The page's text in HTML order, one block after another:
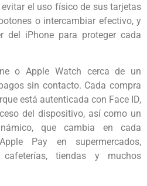
el uso físico de sus tarjetas
o intercambiar efectivo, y
del iPhone para proteger cada
o Apple Watch cerca de un
sin contacto. Cada compra
está autenticada con Face ID,
del dispositivo, así como un
que cambia en cada
Pay en supermercados,
cafeterías, tiendas y muchos